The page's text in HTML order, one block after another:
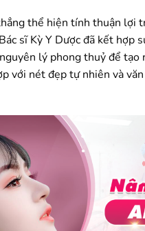
thể hiện tính thuận lợi
sĩ Kỳ Y Dược đã kết hợp
lý phong thuỷ để tạo
với nét đẹp tự nhiên và